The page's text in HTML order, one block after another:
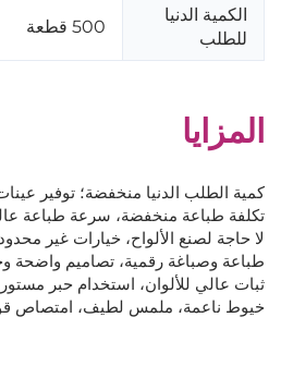
الكمية الدنيا
للطلب
500 قطعة
المزايا
كمية الطلب الدنيا منخفضة؛ توفير
تكلفة طباعة منخفضة، سرعة طباعة
لا حاجة لصنع الألواح، خيارات غير
طباعة وصباغة رقمية، تصاميم واضحة
ثبات عالي للألوان، استخدام حبر
خيوط ناعمة، ملمس لطيف، امتصاص